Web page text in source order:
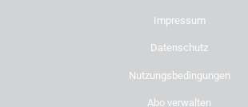
Impressum
Datenschutz
Nutzungsbedingungen
Abo verwalten